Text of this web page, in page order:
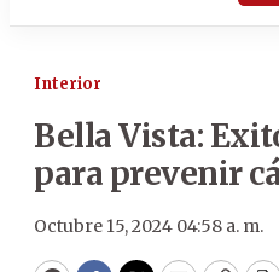
Interior
Bella Vista:
para prevenir
Octubre 15, 2024 04:58 a. m.